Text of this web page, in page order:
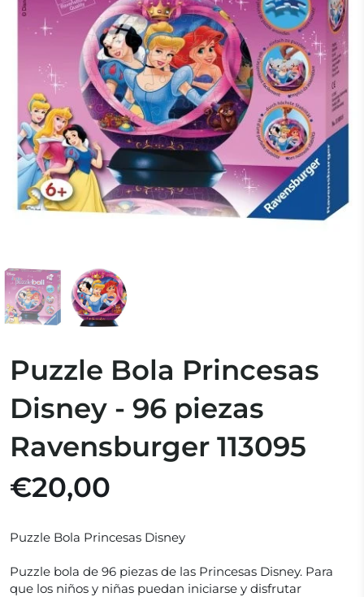
Puzzle Bola Princesas
Disney - 96 piezas
Ravensburger 113095
€20,00
Puzzle Bola Princesas Disney
Puzzle bola de 96 piezas de las Princesas Disney. Para
que los niños y niñas puedan iniciarse y disfrutar